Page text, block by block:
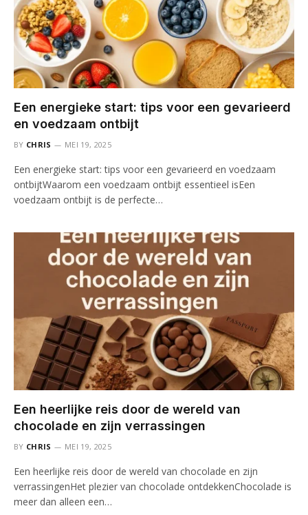
Een energieke start: tips voor een gevarieerd
en voedzaam ontbijt
BY CHRIS MEI 19, 2025
Een energieke start: tips voor een gevarieerd en voedzaam
ontbijtWaarom een voedzaam ontbijt essentieel isEen
voedzaam ontbijt is de perfecte…
Een heerlijke reis door de wereld van
chocolade en zijn verrassingen
BY CHRIS MEI 19, 2025
Een heerlijke reis door de wereld van chocolade en zijn
verrassingenHet plezier van chocolade ontdekkenChocolade is
meer dan alleen een…